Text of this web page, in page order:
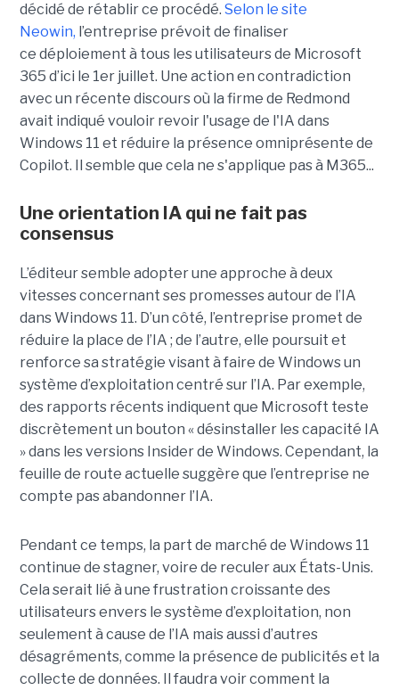
décidé de rétablir ce procédé. Selon le site
Neowin, l’entreprise prévoit de finaliser
ce déploiement à tous les utilisateurs de Microsoft
365 d’ici le 1er juillet. Une action en contradiction
avec un récente discours où la firme de Redmond
avait indiqué vouloir revoir l'usage de l'IA dans
Windows 11 et réduire la présence omniprésente de
Copilot. Il semble que cela ne s'applique pas à M365...
Une orientation IA qui ne fait pas
consensus
L’éditeur semble adopter une approche à deux
vitesses concernant ses promesses autour de l’IA
dans Windows 11. D’un côté, l’entreprise promet de
réduire la place de l’IA ; de l’autre, elle poursuit et
renforce sa stratégie visant à faire de Windows un
système d’exploitation centré sur l’IA. Par exemple,
des rapports récents indiquent que Microsoft teste
discrètement un bouton « désinstaller les capacité IA
» dans les versions Insider de Windows. Cependant, la
feuille de route actuelle suggère que l’entreprise ne
compte pas abandonner l’IA.
Pendant ce temps, la part de marché de Windows 11
continue de stagner, voire de reculer aux États-Unis.
Cela serait lié à une frustration croissante des
utilisateurs envers le système d’exploitation, non
seulement à cause de l’IA mais aussi d’autres
désagréments, comme la présence de publicités et la
collecte de données. Il faudra voir comment la